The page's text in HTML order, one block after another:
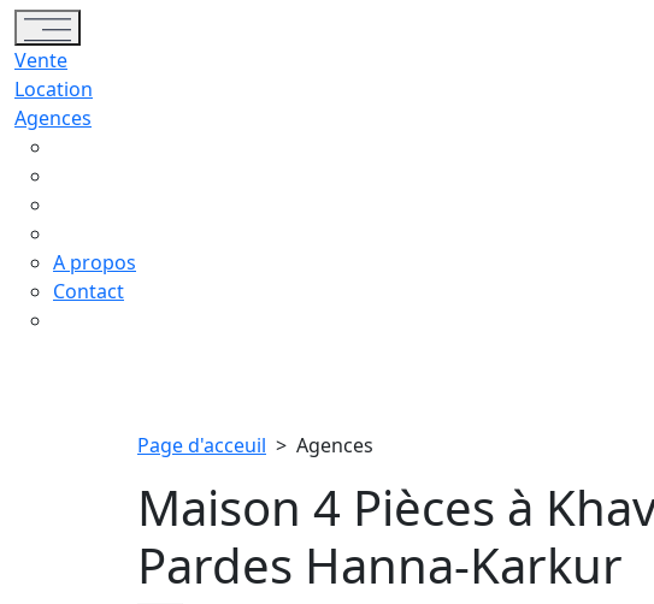
Toggle navigation
Vente
Location
Agences
A propos
Contact
Page d'acceuil > Agences
Maison 4 Pièces à
Pardes Hanna-Karkur